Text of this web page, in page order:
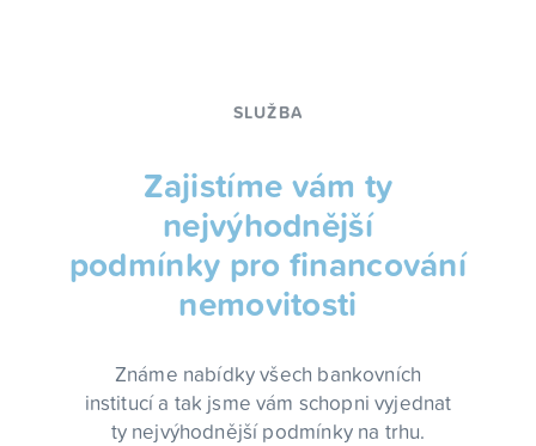
SLUŽBA
Zajistíme vám ty
nejvýhodnější
podmínky pro financování
nemovitosti
Známe nabídky všech bankovních
institucí a tak jsme vám schopni vyjednat
ty nejvýhodnější podmínky na trhu.